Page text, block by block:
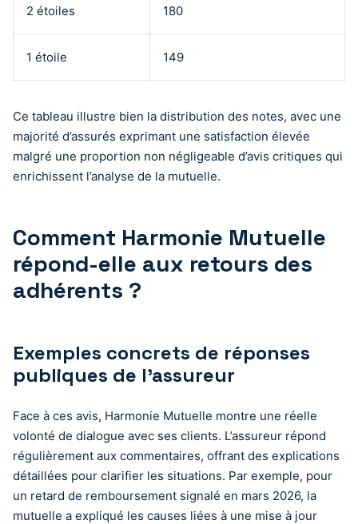
2 étoiles 180
1 étoile 149
Ce tableau illustre bien la distribution des notes, avec une
majorité d’assurés exprimant une satisfaction élevée
malgré une proportion non négligeable d’avis critiques qui
enrichissent l’analyse de la mutuelle.
Comment Harmonie Mutuelle
répond-elle aux retours des
adhérents ?
Exemples concrets de réponses
publiques de l’assureur
Face à ces avis, Harmonie Mutuelle montre une réelle
volonté de dialogue avec ses clients. L’assureur répond
régulièrement aux commentaires, offrant des explications
détaillées pour clarifier les situations. Par exemple, pour
un retard de remboursement signalé en mars 2026, la
mutuelle a expliqué les causes liées à une mise à jour